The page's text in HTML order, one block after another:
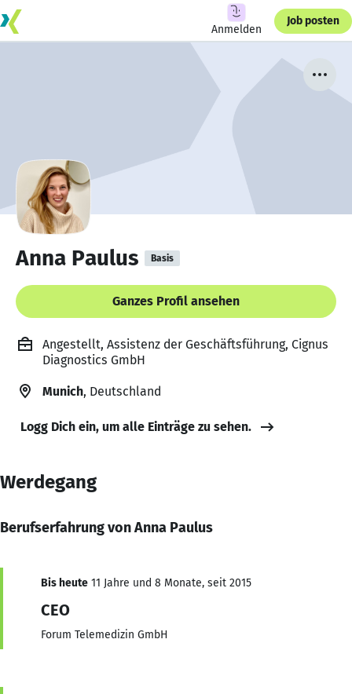
Anmelden
Job posten
Anna Paulus Basis
Ganzes Profil ansehen
Angestellt, Assistenz der Geschäftsführung, Cignus
Diagnostics GmbH
Munich, Deutschland
Logg Dich ein, um alle Einträge zu sehen.
Werdegang
Berufserfahrung von Anna Paulus
Bis heute 11 Jahre und 8 Monate, seit 2015
CEO
Forum Telemedizin GmbH